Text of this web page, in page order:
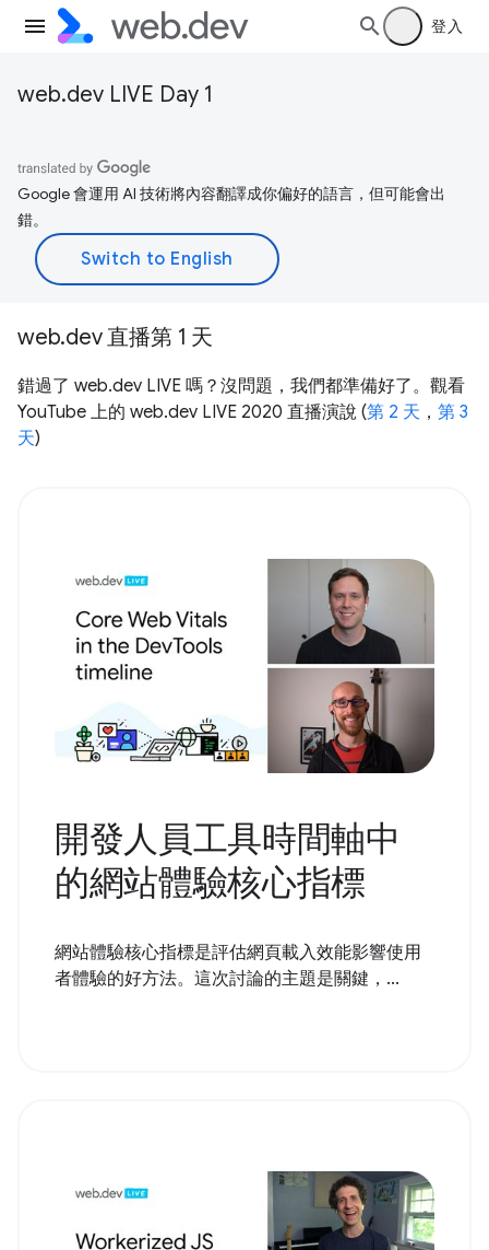
登入
web.dev LIVE Day 1
Google 會運用 AI 技術將內容翻譯成你偏好的語言，但可能會出
錯。
web.dev 直播第 1 天
錯過了 web.dev LIVE 嗎？沒問題，我們都準備好了。觀看
YouTube 上的 web.dev LIVE 2020 直播演說 (第 2 天 ， 第 3
天)
開發人員工具時間軸中
的網站體驗核心指標
網站體驗核心指標是評估網頁載入效能影響使用
者體驗的好方法。這次討論的主題是關鍵，...